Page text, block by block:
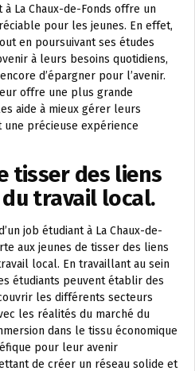
La Chaux-de-Fonds offre un
pour les jeunes. En effet,
en poursuivant ses études
à leurs besoins quotidiens,
d’épargner pour l’avenir.
offre une plus grande
aide à mieux gérer leurs
précieuse expérience
tisser des liens
travail local.
job étudiant à La Chaux-de-
aux jeunes de tisser des liens
local. En travaillant au sein
étudiants peuvent établir des
les différents secteurs
les réalités du marché du
dans le tissu économique
pour leur avenir
de créer un réseau solide et